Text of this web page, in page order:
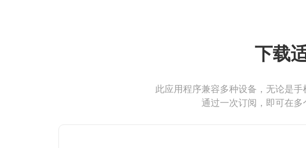
下载
此应用程序兼容多种设备，无论是
通过一次订阅，即可在多